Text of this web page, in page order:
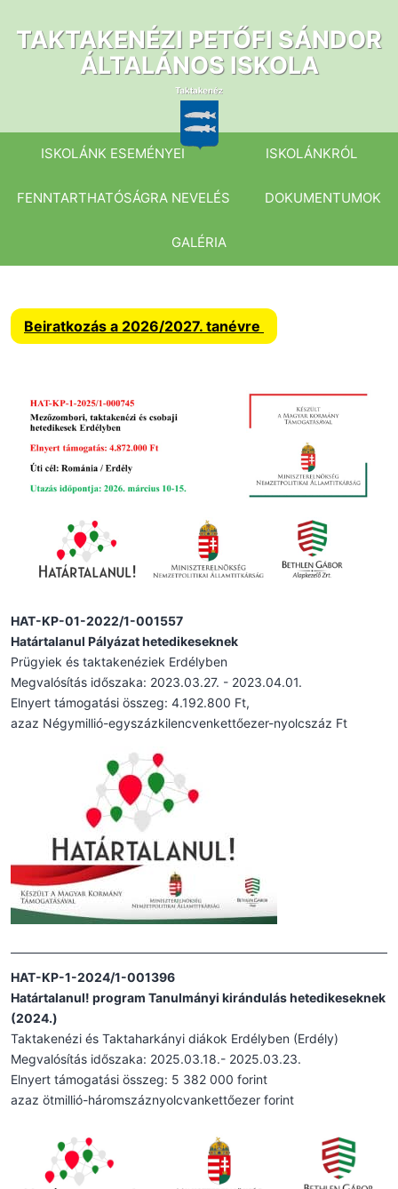
tartalomhoz
TAKTAKENÉZI PETŐFI SÁNDOR
ÁLTALÁNOS ISKOLA
ISKOLÁNK ESEMÉNYEI ISKOLÁNKRÓL
FENNTARTHATÓSÁGRA NEVELÉS DOKUMENTUMOK
GALÉRIA
Beiratkozás a 2026/2027. tanévre
HAT-KP-01-2022/1-001557
Határtalanul Pályázat hetedikeseknek
Prügyiek és taktakenéziek Erdélyben
Megvalósítás időszaka: 2023.03.27. - 2023.04.01.
Elnyert támogatási összeg: 4.192.800 Ft,
azaz Négymillió-egyszázkilencvenkettőezer-nyolcszáz Ft
HAT-KP-1-2024/1-001396
Határtalanul! program Tanulmányi kirándulás hetedikeseknek
(2024.)
Taktakenézi és Taktaharkányi diákok Erdélyben (Erdély)
Megvalósítás időszaka: 2025.03.18.- 2025.03.23.
Elnyert támogatási összeg: 5 382 000 forint
azaz ötmillió-háromszáznyolcvankettőezer forint